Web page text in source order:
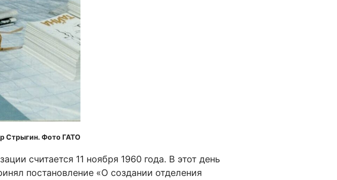
Стрыгин. Фото ГАТО
считается 11 ноября 1960 года. В этот день
постановление «О создании отделения